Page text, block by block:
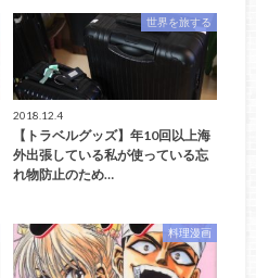
世界を旅する
2018.12.4
【トラベルグッズ】年10回以上海
外出張している私が使っている忘
れ物防止のため…
料理漫画